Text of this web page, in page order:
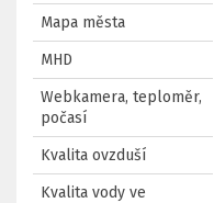
Mapa města
MHD
Webkamera, teploměr,
počasí
Kvalita ovzduší
Kvalita vody ve